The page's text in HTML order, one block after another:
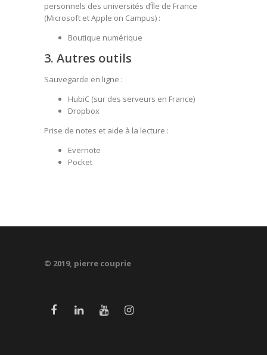
personnels des universités d’Île de France
(Microsoft et Apple on Campus) :
Boutique numérique
3. Autres outils
Sauvegarde en ligne :
HubiC (sur des serveurs en France)
Dropbox
Prise de notes et aide à la lecture :
Evernote
Pocket
© 2019, pierre couprie